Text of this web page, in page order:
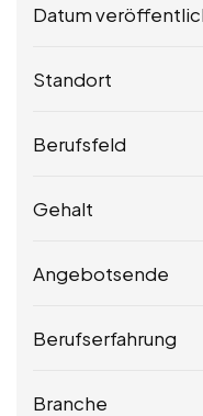
Datum
Standort
Berufsfeld
Gehalt
Angebotsende
Berufserfahrung
Branche